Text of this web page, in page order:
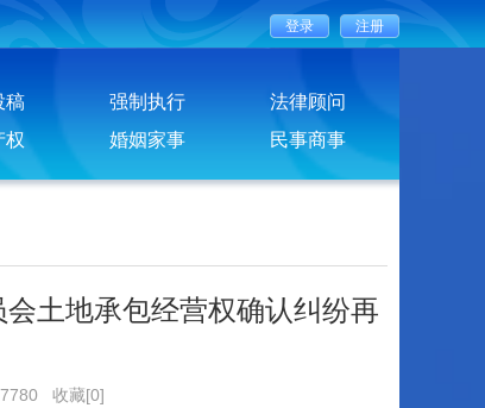
稿 强制执行
法律顾问
权 婚姻家事 民事商事
土地承包经营权确认纠纷再
7780 收藏[0]